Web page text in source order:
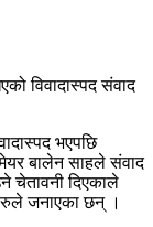
विवादास्पद संवाद
भएपछि
मेयर बालेन साहले संवाद
चेतावनी दिएकाले
जनाएका छन् ।